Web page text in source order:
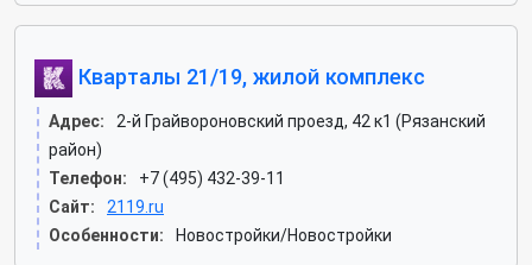
Кварталы 21/19, жилой комплекс
Адрес:
2-й Грайвороновский проезд, 42 к1 (Рязанский
район)
Телефон:
+7 (495) 432-39-11
Сайт:
2119.ru
Особенности:
Новостройки/Новостройки